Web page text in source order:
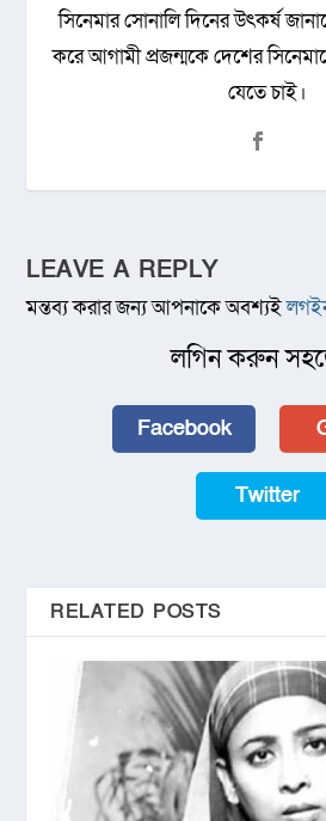
সিনেমার সোনালি দিনের উৎকর্ষ
করে আগামী প্রজন্মকে দেশের
যেতে চাই।
LEAVE A REPLY
মন্তব্য করার জন্য আপনাকে অবশ্যই
লগিন করুন
Facebook
Twitter
RELATED POSTS